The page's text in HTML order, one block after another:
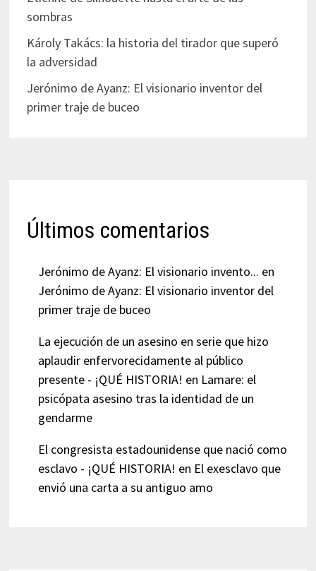
sombras
Károly Takács: la historia del tirador que superó
la adversidad
Jerónimo de Ayanz: El visionario inventor del
primer traje de buceo
Últimos comentarios
Jerónimo de Ayanz: El visionario invento... en
Jerónimo de Ayanz: El visionario inventor del
primer traje de buceo
La ejecución de un asesino en serie que hizo
aplaudir enfervorecidamente al público
presente - ¡QUÉ HISTORIA! en Lamare: el
psicópata asesino tras la identidad de un
gendarme
El congresista estadounidense que nació como
esclavo - ¡QUÉ HISTORIA! en El exesclavo que
envió una carta a su antiguo amo